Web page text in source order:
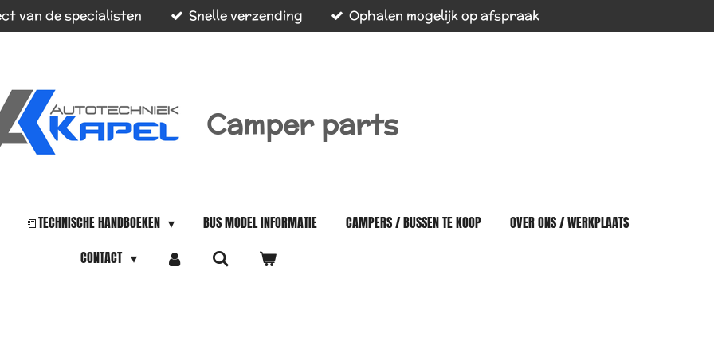
van de specialisten Snelle verzending Ophalen mogelijk op afspraak
Camper parts
📒TECHNISCHE HANDBOEKEN BUS MODEL INFORMATIE CAMPERS / BUSSEN TE KOOP
OVER ONS / WERKPLAATS
CONTACT